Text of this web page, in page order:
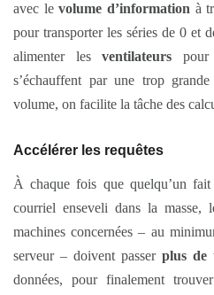
avec levolume d’information à
pour transporter les séries de 0 et
alimenter lesventilateurs pour
s’échauffent par une trop
volume, on facilite la tâche des
Accélérer les requêtes
À chaque fois que quelqu’un
courriel enseveli dans la masse,
machines concernées – au
serveur – doivent passer plus de
données, pour finalement